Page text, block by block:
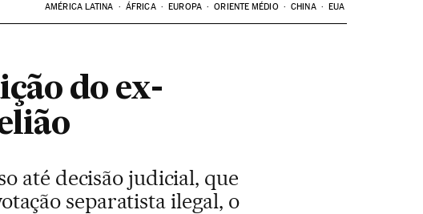
AMÉRICA LATINA ÁFRICA EUROPA ORIENTE MÉDIO CHINA EUA
do ex-
até decisão judicial, que
separatista ilegal, o